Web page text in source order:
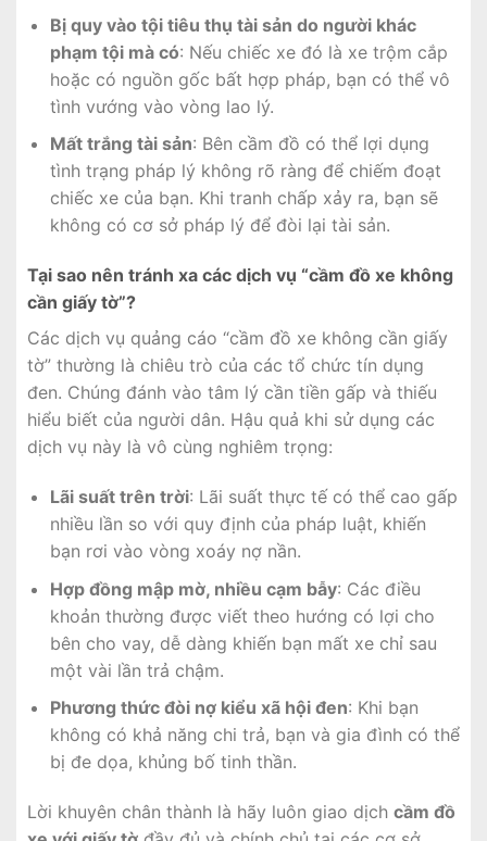
Bị quy vào tội tiêu thụ tài sản do người khác
phạm tội mà có: Nếu chiếc xe đó là xe trộm cắp
hoặc có nguồn gốc bất hợp pháp, bạn có thể vô
tình vướng vào vòng lao lý.
Mất trắng tài sản: Bên cầm đồ có thể lợi dụng
tình trạng pháp lý không rõ ràng để chiếm đoạt
chiếc xe của bạn. Khi tranh chấp xảy ra, bạn sẽ
không có cơ sở pháp lý để đòi lại tài sản.
Tại sao nên tránh xa các dịch vụ “cầm đồ xe không
cần giấy tờ”?
Các dịch vụ quảng cáo “cầm đồ xe không cần giấy
tờ” thường là chiêu trò của các tổ chức tín dụng
đen. Chúng đánh vào tâm lý cần tiền gấp và thiếu
hiểu biết của người dân. Hậu quả khi sử dụng các
dịch vụ này là vô cùng nghiêm trọng:
Lãi suất trên trời: Lãi suất thực tế có thể cao gấp
nhiều lần so với quy định của pháp luật, khiến
bạn rơi vào vòng xoáy nợ nần.
Hợp đồng mập mờ, nhiều cạm bẫy: Các điều
khoản thường được viết theo hướng có lợi cho
bên cho vay, dễ dàng khiến bạn mất xe chỉ sau
một vài lần trả chậm.
Phương thức đòi nợ kiểu xã hội đen: Khi bạn
không có khả năng chi trả, bạn và gia đình có thể
bị đe dọa, khủng bố tinh thần.
Lời khuyên chân thành là hãy luôn giao dịch cầm đồ